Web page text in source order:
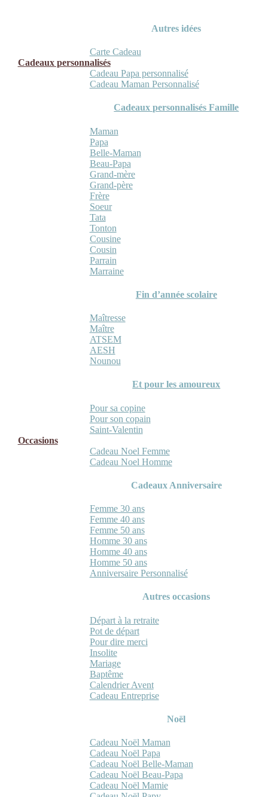
Autres idées
Carte Cadeau
Cadeaux personnalisés
Cadeau Papa personnalisé
Cadeau Maman Personnalisé
Cadeaux personnalisés Famille
Maman
Papa
Belle-Maman
Beau-Papa
Grand-mère
Grand-père
Frère
Soeur
Tata
Tonton
Cousine
Cousin
Parrain
Marraine
Fin d’année scolaire
Maîtresse
Maître
ATSEM
AESH
Nounou
Et pour les amoureux
Pour sa copine
Pour son copain
Saint-Valentin
Occasions
Cadeau Noel Femme
Cadeau Noel Homme
Cadeaux Anniversaire
Femme 30 ans
Femme 40 ans
Femme 50 ans
Homme 30 ans
Homme 40 ans
Homme 50 ans
Anniversaire Personnalisé
Autres occasions
Départ à la retraite
Pot de départ
Pour dire merci
Insolite
Mariage
Baptême
Calendrier Avent
Cadeau Entreprise
Noël
Cadeau Noël Maman
Cadeau Noël Papa
Cadeau Noël Belle-Maman
Cadeau Noël Beau-Papa
Cadeau Noël Mamie